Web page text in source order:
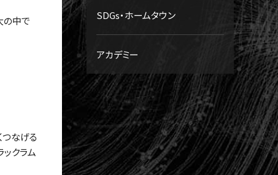
の中で
つなげる
クラム
SDGs・ホームタウン
アカデミー